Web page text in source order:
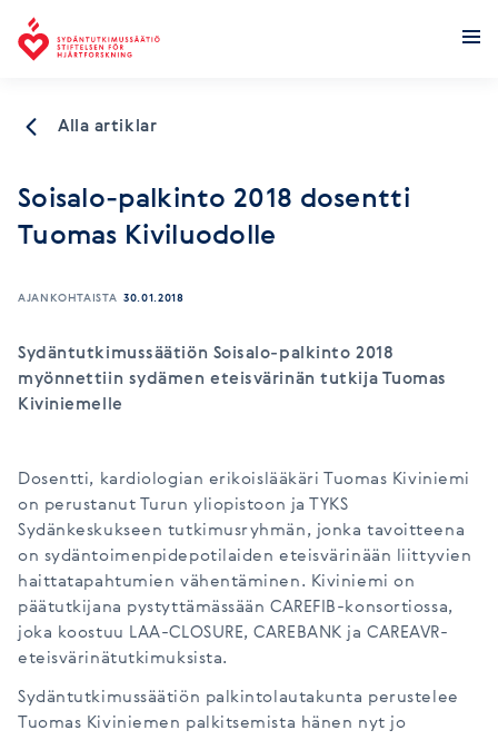
Alla artiklar
Soisalo-palkinto 2018 dosentti
Tuomas Kiviluodolle
AJANKOHTAISTA 30.01.2018
Sydäntutkimussäätiön Soisalo-palkinto 2018
myönnettiin sydämen eteisvärinän tutkija Tuomas
Kiviniemelle
Dosentti, kardiologian erikoislääkäri Tuomas Kiviniemi
on perustanut Turun yliopistoon ja TYKS
Sydänkeskukseen tutkimusryhmän, jonka tavoitteena
on sydäntoimenpidepotilaiden eteisvärinään liittyvien
haittatapahtumien vähentäminen. Kiviniemi on
päätutkijana pystyttämässään CAREFIB-konsortiossa,
joka koostuu LAA-CLOSURE, CAREBANK ja CAREAVR-
eteisvärinätutkimuksista.
Sydäntutkimussäätiön palkintolautakunta perustelee
Tuomas Kiviniemen palkitsemista hänen nyt jo